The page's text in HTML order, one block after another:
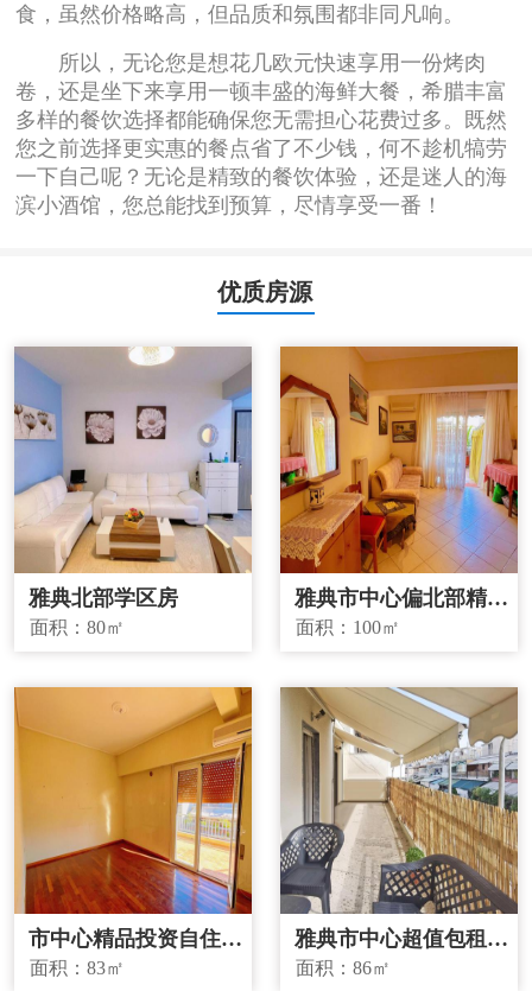
食，虽然价格略高，但品质和氛围都非同凡响。
所以，无论您是想花几欧元快速享用一份烤肉
卷，还是坐下来享用一顿丰盛的海鲜大餐，希腊丰富
多样的餐饮选择都能确保您无需担心花费过多。既然
您之前选择更实惠的餐点省了不少钱，何不趁机犒劳
一下自己呢？无论是精致的餐饮体验，还是迷人的海
滨小酒馆，您总能找到预算，尽情享受一番！
优质房源
雅典北部学区房
面积：80㎡
雅典市中心偏北部精品
投资房源
面积： 100㎡
市中心精品投资自住两
宜房源
面积：83㎡
雅典市中心超值包租房
源
面积：86㎡